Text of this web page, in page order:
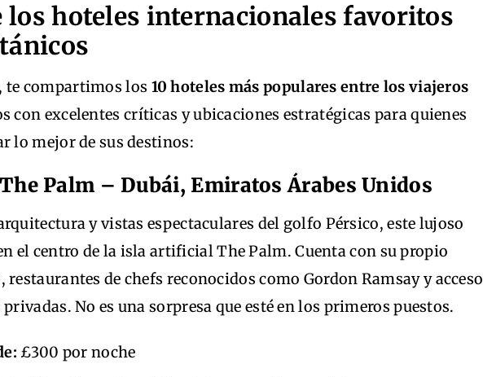
los hoteles internacionales favoritos
te compartimos los 10 hoteles más populares entre los viajeros
con excelentes críticas y ubicaciones estratégicas para quienes
lo mejor de sus destinos:
Palm – Dubái, Emiratos Árabes Unidos
y vistas espectaculares del golfo Pérsico, este lujoso
el centro de la isla artificial The Palm. Cuenta con su propio
restaurantes de chefs reconocidos como Gordon Ramsay y acceso
No es una sorpresa que esté en los primeros puestos.
£300 por noche